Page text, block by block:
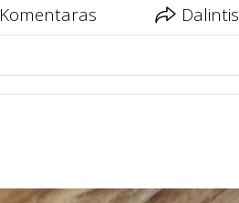
Komentaras
Dalintis